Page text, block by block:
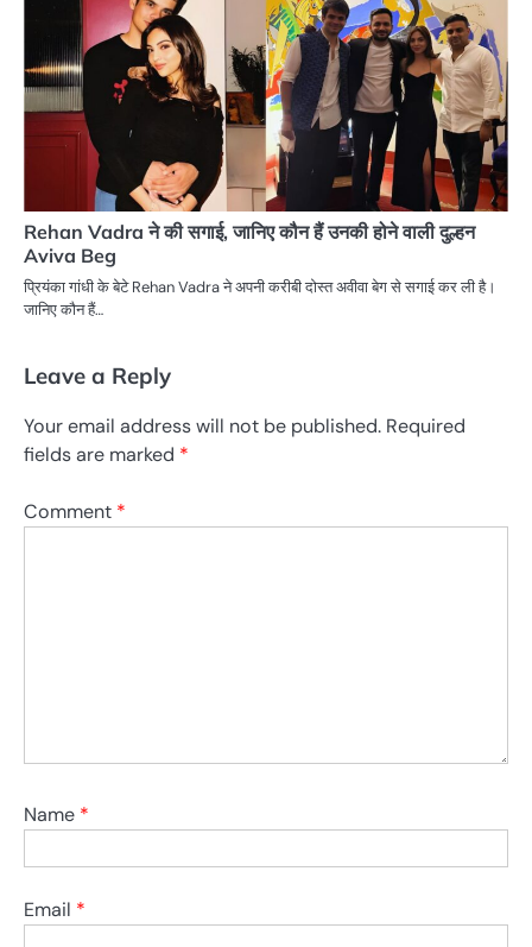
Rehan Vadra ने की सगाई, जानिए कौन हैं उनकी होने वाली दुल्हन
Aviva Beg
प्रियंका गांधी के बेटे Rehan Vadra ने अपनी करीबी दोस्त अवीवा बेग से सगाई कर ली है।
जानिए कौन हैं…
Leave a Reply
Your email address will not be published. Required
fields are marked *
Comment *
Name *
Email *